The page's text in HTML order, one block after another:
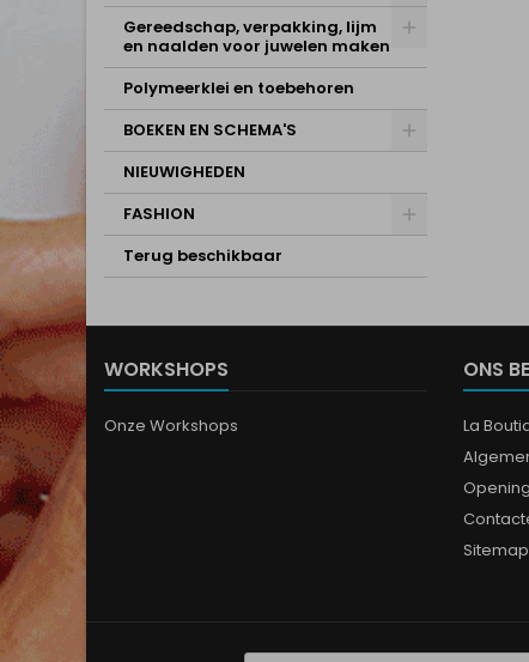
Gereedschap, verpakking, lijm
en naalden voor juwelen maken
Polymeerklei en toebehoren
BOEKEN EN SCHEMA'S
NIEUWIGHEDEN
FASHION
Terug beschikbaar
WORKSHOPS
Onze Workshops
ONS
La
Sitemap